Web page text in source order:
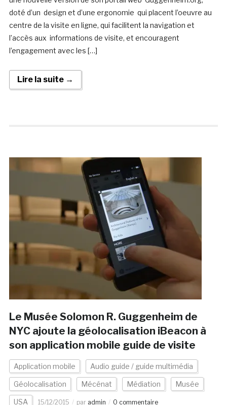
doté d’un design et d’une ergonomie qui placent l’oeuvre au
centre de la visite en ligne, qui facilitent la navigation et
l’accès aux informations de visite, et encouragent
l’engagement avec les […]
Lire la suite →
Le Musée Solomon R. Guggenheim de
NYC ajoute la géolocalisation iBeacon à
son application mobile guide de visite
Application mobile Audio guide / guide multimédia
Géolocalisation Mécénat Médiation Musée
USA 15/12/2015 par admin 0 commentaire